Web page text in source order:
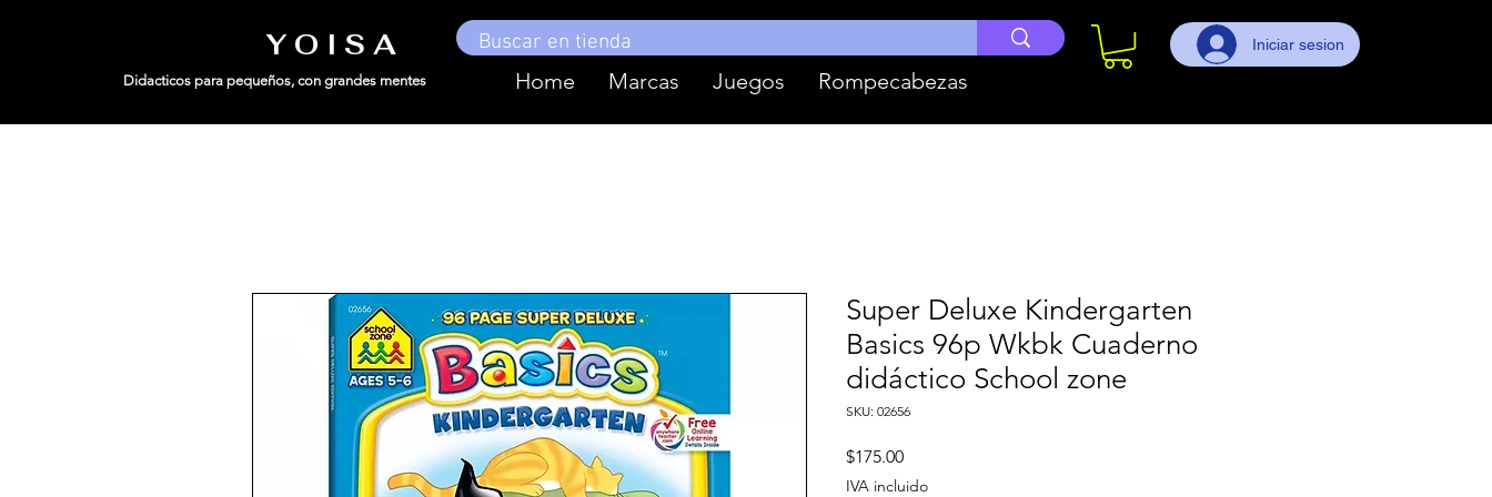
Y O I S A
Didacticos para pequeños, con grandes mentes Home Marcas Juegos Rompecabezas
Iniciar sesion
Super Deluxe Kindergarten
Basics 96p Wkbk Cuaderno
didáctico School zone
SKU: 02656
$175.00Precio
IVA incluido